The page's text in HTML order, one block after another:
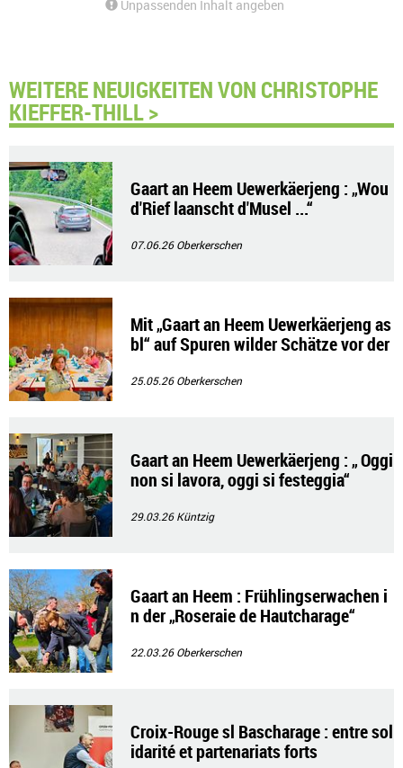
Unpassenden Inhalt angeben
WEITERE NEUIGKEITEN VON CHRISTOPHE
KIEFFER-THILL >
Gaart an Heem Uewerkäerjeng : „Wou
d'Rief laanscht d'Musel ...“
07.06.26Oberkerschen
Mit „Gaart an Heem Uewerkäerjeng as
bl“ auf Spuren wilder Schätze vor der
25.05.26Oberkerschen
Gaart an Heem Uewerkäerjeng : „ Oggi
non si lavora, oggi si festeggia“
29.03.26Küntzig
Gaart an Heem : Frühlingserwachen i
n der „Roseraie de Hautcharage“
22.03.26Oberkerschen
Croix-Rouge sl Bascharage : entre sol
idarité et partenariats forts